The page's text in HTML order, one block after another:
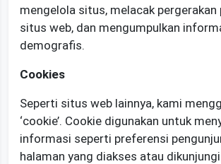
mengelola situs, melacak pergerakan
situs web, dan mengumpulkan
demografis.
Cookies
Seperti situs web lainnya, kami
‘cookie’. Cookie digunakan untuk
informasi seperti preferensi
halaman yang diakses atau